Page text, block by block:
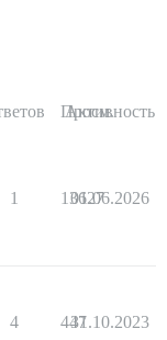
Просм.
Активность
1 13627
01.06.2026
4 447
31.10.2023